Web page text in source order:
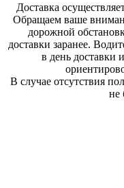
Доставка
Обращаем ваше
дорожной
доставки заранее.
в день доставки
В случае отсутствия
не